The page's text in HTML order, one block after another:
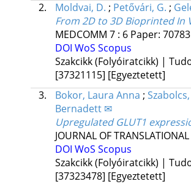
2.
Moldvai, D. ; Petővári, G. ;
From 2D to 3D Bioprinted In
MEDCOMM 7: 6 Paper:
DOI WoS Scopus
Szakcikk (Folyóiratcikk) |
[37321115] [Egyeztetett]
3.
Bokor, Laura Anna ;
Bernadett ✉
Upregulated GLUT1
JOURNAL OF
DOI WoS Scopus
Szakcikk (Folyóiratcikk) |
[37323478] [Egyeztetett]